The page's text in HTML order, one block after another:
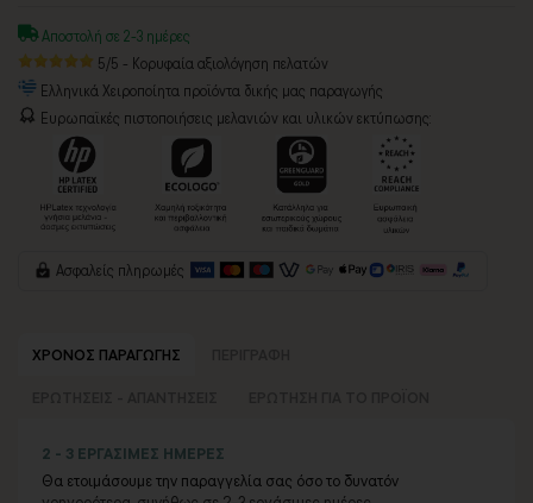
Αποστολή σε 2-3 ημέρες
5/5 - Κορυφαία αξιολόγηση πελατών
Ελληνικά Χειροποίητα προϊόντα δικής μας παραγωγής
Ευρωπαϊκές πιστοποιήσεις μελανιών και υλικών εκτύπωσης:
Ασφαλείς πληρωμές
ΧΡΟΝΟΣ ΠΑΡΑΓΩΓΗΣ
2 - 3 ΕΡΓΑΣΙΜΕΣ ΗΜΕΡΕΣ
Θα ετοιμάσουμε την παραγγελία σας όσο το δυνατόν